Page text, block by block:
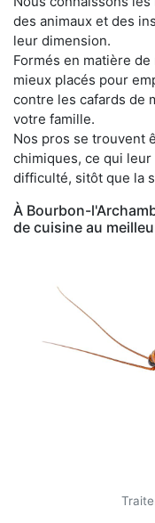
des animaux et des
leur dimension.
Formés en matière
mieux placés pour
contre les cafards de
votre famille.
Nos pros se trouvent
chimiques, ce qui
difficulté, sitôt que la
À Bourbon-
de cuisine au